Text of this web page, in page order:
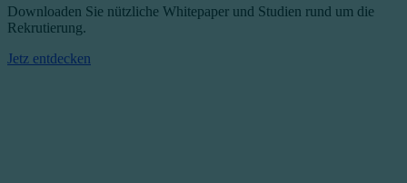
Downloaden Sie nützliche Whitepaper und Studien rund um die
Rekrutierung.
Jetz entdecken